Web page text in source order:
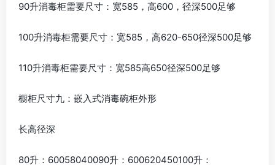
90升消毒柜需要尺寸：宽585，高600，径深500足够
100升消毒柜需要尺寸：宽585，高620-650径深500足够
110升消毒柜需要尺寸：宽585高650径深500足够
橱柜尺寸九：嵌入式消毒碗柜外形
长高径深
80升：60058040090升：600620450100升：